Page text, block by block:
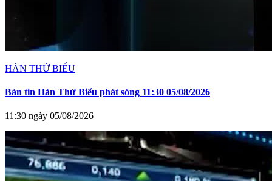
HÀN THỬ BIỂU
Bản tin Hàn Thử Biểu phát sóng 11:30 05/08/2026
11:30 ngày 05/08/2026